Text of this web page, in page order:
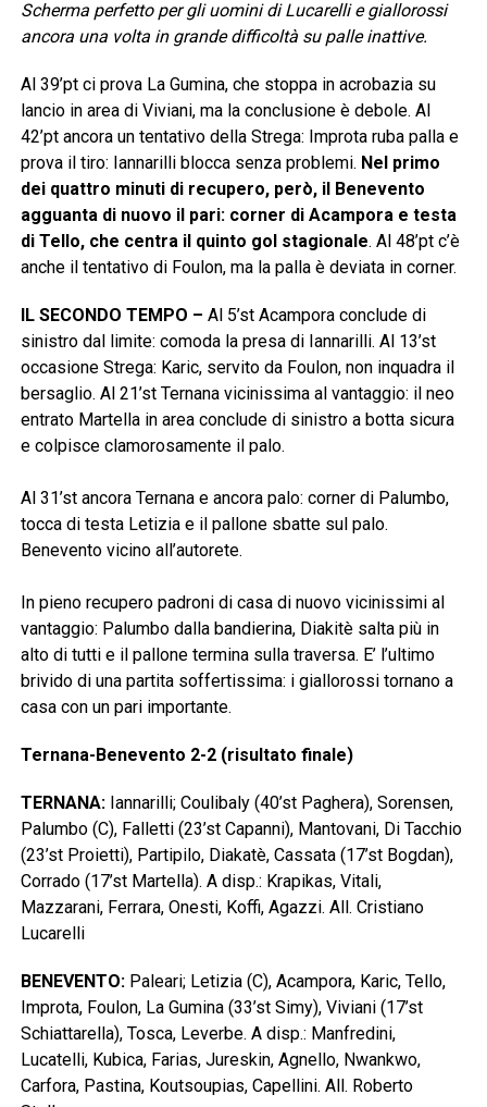
Scherma perfetto per gli uomini di Lucarelli e giallorossi
ancora una volta in grande difficoltà su palle inattive.
Al 39’pt ci prova La Gumina, che stoppa in acrobazia su
lancio in area di Viviani, ma la conclusione è debole. Al
42’pt ancora un tentativo della Strega: Improta ruba palla e
prova il tiro: Iannarilli blocca senza problemi. Nel primo
dei quattro minuti di recupero, però, il Benevento
agguanta di nuovo il pari: corner di Acampora e testa
di Tello, che centra il quinto gol stagionale. Al 48’pt c’è
anche il tentativo di Foulon, ma la palla è deviata in corner.
IL SECONDO TEMPO – Al 5’st Acampora conclude di
sinistro dal limite: comoda la presa di Iannarilli. Al 13’st
occasione Strega: Karic, servito da Foulon, non inquadra il
bersaglio. Al 21’st Ternana vicinissima al vantaggio: il neo
entrato Martella in area conclude di sinistro a botta sicura
e colpisce clamorosamente il palo.
Al 31’st ancora Ternana e ancora palo: corner di Palumbo,
tocca di testa Letizia e il pallone sbatte sul palo.
Benevento vicino all’autorete.
In pieno recupero padroni di casa di nuovo vicinissimi al
vantaggio: Palumbo dalla bandierina, Diakitè salta più in
alto di tutti e il pallone termina sulla traversa. E’ l’ultimo
brivido di una partita soffertissima: i giallorossi tornano a
casa con un pari importante.
Ternana-Benevento 2-2 (risultato finale)
TERNANA:Iannarilli; Coulibaly (40’st Paghera), Sorensen,
Palumbo (C), Falletti (23’st Capanni), Mantovani, Di Tacchio
(23’st Proietti), Partipilo, Diakatè, Cassata (17’st Bogdan),
Corrado (17’st Martella). A disp.: Krapikas, Vitali,
Mazzarani, Ferrara, Onesti, Koffi, Agazzi. All. Cristiano
Lucarelli
BENEVENTO:Paleari; Letizia (C), Acampora, Karic, Tello,
Improta, Foulon, La Gumina (33’st Simy), Viviani (17’st
Schiattarella), Tosca, Leverbe. A disp.: Manfredini,
Lucatelli, Kubica, Farias, Jureskin, Agnello, Nwankwo,
Carfora, Pastina, Koutsoupias, Capellini. All. Roberto